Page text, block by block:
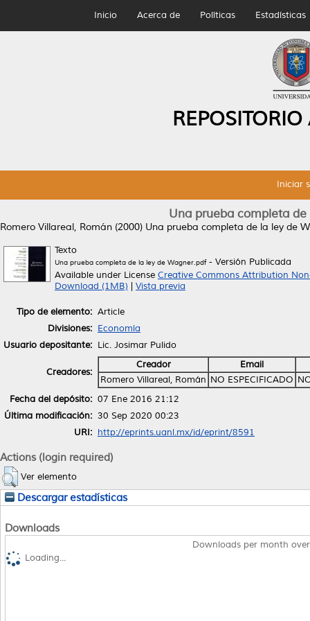
Inicio Acerca de Políticas Estadísticas
Iniciar
Una prueba completa
Romero Villareal, Román (2000) Una prueba completa de la ley de
Texto
Una prueba completa de la ley de Wagner.pdf- Versión Publicada
Available under License Creative Commons Attribution
Download (1MB)
Vista previa
Tipo de elemento: Article
Divisiones: Economía
Usuario depositante: Lic. Josimar Pulido
Creadores:
Creador
Email
Romero Villareal, Román NO ESPECIFICADO
Fecha del depósito: 07 Ene 2016 21:12
Última modificación: 30 Sep 2020 00:23
URI: http://eprints.uanl.mx/id/eprint/8591
Actions (login required)
Ver elemento
Descargar estadísticas
Downloads
Downloads per month
Loading...